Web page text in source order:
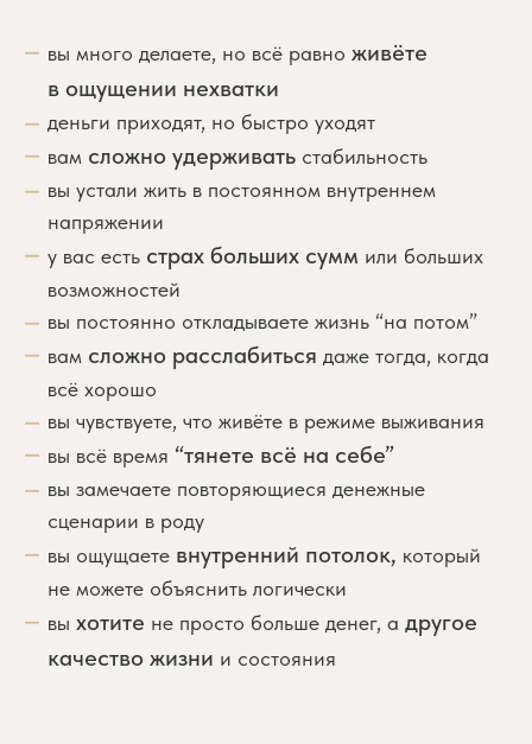
вы много делаете, но всё равно живёте
в ощущении нехватки
деньги приходят, но быстро уходят
вам сложно удерживать стабильность
вы устали жить в постоянном внутреннем
напряжении
у вас есть страх больших сумм или больших
возможностей
вы постоянно откладываете жизнь “на потом”
вам сложно расслабиться даже тогда, когда
всё хорошо
вы чувствуете, что живёте в режиме выживания
вы всё время “тянете всё на себе”
вы замечаете повторяющиеся денежные
сценарии в роду
вы ощущаете внутренний потолок, который
не можете объяснить логически
вы хотите не просто больше денег, а другое
качество жизни и состояния